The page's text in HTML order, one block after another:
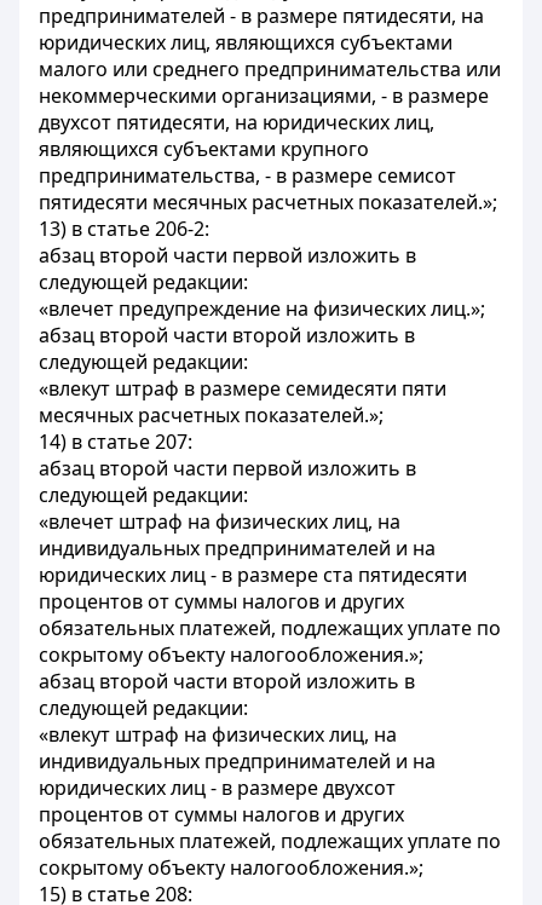
предпринимателей - в размере пятидесяти, на
юридических лиц, являющихся субъектами
малого или среднего предпринимательства или
некоммерческими организациями, - в размере
двухсот пятидесяти, на юридических лиц,
являющихся субъектами крупного
предпринимательства, - в размере семисот
пятидесяти месячных расчетных показателей.»;
13) в статье 206-2:
абзац второй части первой изложить в
следующей редакции:
«влечет предупреждение на физических лиц.»;
абзац второй части второй изложить в
следующей редакции:
«влекут штраф в размере семидесяти пяти
месячных расчетных показателей.»;
14) в статье 207:
абзац второй части первой изложить в
следующей редакции:
«влечет штраф на физических лиц, на
индивидуальных предпринимателей и на
юридических лиц - в размере ста пятидесяти
процентов от суммы налогов и других
обязательных платежей, подлежащих уплате по
сокрытому объекту налогообложения.»;
абзац второй части второй изложить в
следующей редакции:
«влекут штраф на физических лиц, на
индивидуальных предпринимателей и на
юридических лиц - в размере двухсот
процентов от суммы налогов и других
обязательных платежей, подлежащих уплате по
сокрытому объекту налогообложения.»;
15) в статье 208: